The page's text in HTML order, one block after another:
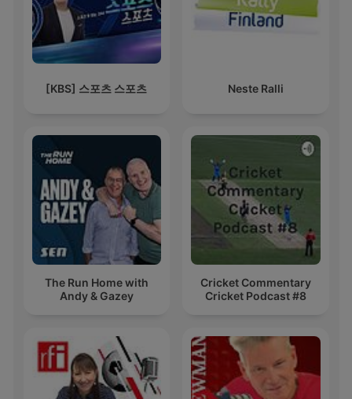
[KBS] 스포츠 스포츠 Neste Ralli
The Run Home with
Andy & Gazey
Cricket Commentary
Cricket Podcast #8